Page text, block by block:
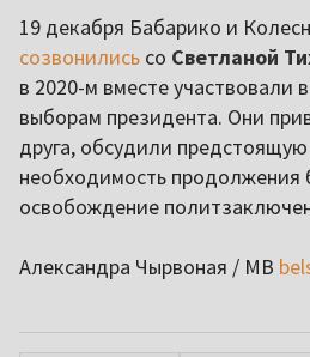
19 декабря Бабарико и
созвонились со Светланой
в 2020-м вместе участвовали
выборам президента. Они
друга, обсудили
необходимость продолжения
освобождение
Александра Чырвоная / МВ